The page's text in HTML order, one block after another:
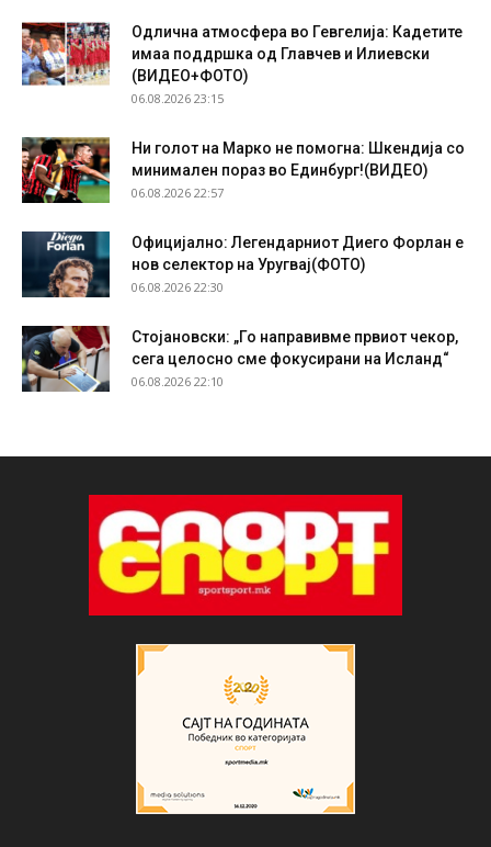
Одлична атмосфера во Гевгелија: Кадетите
имаа поддршка од Главчев и Илиевски
(ВИДЕО+ФОТО)
06.08.2026 23:15
Ни голот на Марко не помогна: Шкендија со
минимален пораз во Единбург!(ВИДЕО)
06.08.2026 22:57
Официјално: Легендарниот Диего Форлан е
нов селектор на Уругвај(ФОТО)
06.08.2026 22:30
Стојановски: „Го направивме првиот чекор,
сега целосно сме фокусирани на Исланд“
06.08.2026 22:10